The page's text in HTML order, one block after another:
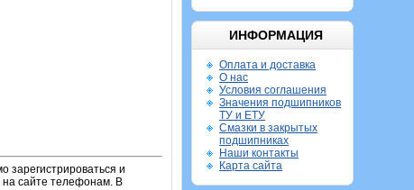
ИНФОРМАЦИЯ
Оплата и доставка
О нас
Условия соглашения
Значения подшипников
ТУ и ЕТУ
Смазки в закрытых
подшипниках
Наши контакты
Карта сайта
зарегистрироваться и
на сайте телефонам. В